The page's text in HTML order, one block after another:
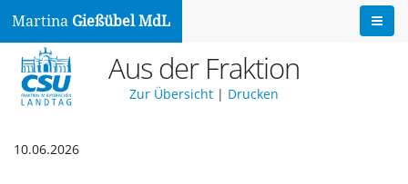
Martina Gießübel MdL
Aus der Fraktion
Zur Übersicht | Drucken
10.06.2026